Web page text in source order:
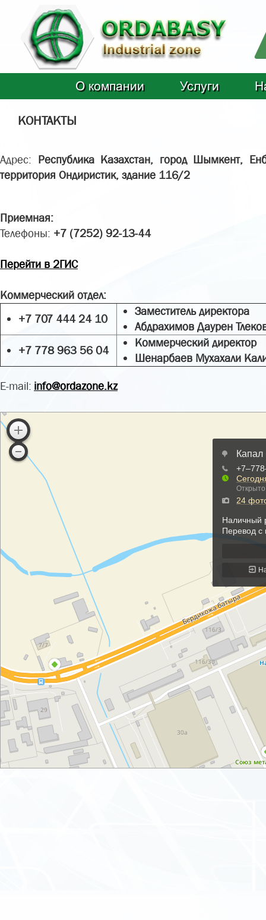
О компании Услуги
КОНТАКТЫ
Адрес: Республика Казахстан, город Шымкент,
территория Ондиристик, здание 116/2
Приемная:
Телефоны: +7 (7252) 92-13-44
Перейти в 2ГИС
Коммерческий отдел:
+7 707 444 24 10
Заместитель директора
Абдрахимов Даурен
+7 778 963 56 04
Коммерческий директор
Шенарбаев Мухахали
E-mail: info@ordazone.kz